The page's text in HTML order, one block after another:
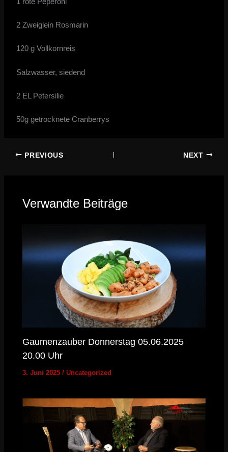
2 Zweiglein Rosmarin
120 g Vollkornreis
Salzwasser, siedend
2 EL Petersilie
50g getrocknete Cranberrys
PREVIOUS NEXT
Verwandte Beiträge
Gaumenzauber Donnerstag 05.06.2025
20.00 Uhr
3. Juni 2025/Uncategorized